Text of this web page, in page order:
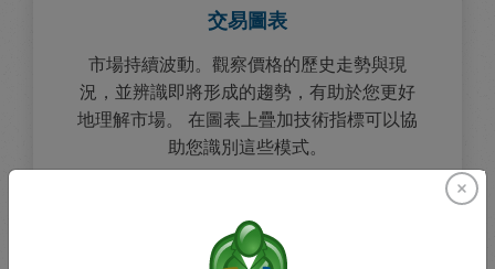
交易圖表
市場持續波動。觀察價格的歷史走勢與現
況，並辨識即將形成的趨勢，有助於您更好
地理解市場。 在圖表上疊加技術指標可以協
助您識別這些模式。